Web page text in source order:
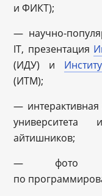
и ФИКТ);
— научно-
IT, презентация
(ИДУ) и
(ИТМ);
—
айтишников;
— фото с
по